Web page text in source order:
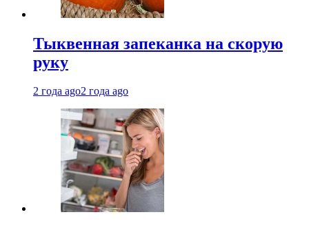
Тыквенная запеканка на скорую
руку
2 года ago2 года ago